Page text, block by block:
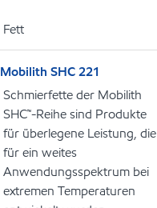
Fett
Mobilith SHC 221
Schmierfette der Mobilith
SHC™-Reihe sind Produkte
für überlegene Leistung, die
für ein weites
Anwendungsspektrum bei
extremen Temperaturen